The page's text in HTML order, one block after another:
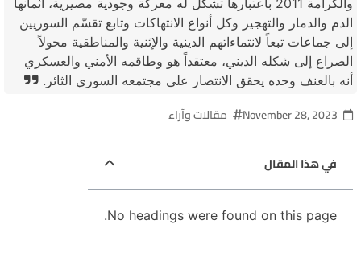
الدم والدمار والتهجير وكل أنواع الانتهاكات وتابع تقسّم السوريين
إلى جماعات تبعاً لانتماءاتهم الدينية والإثنية والمناطقية محولاً
الصراع إلى شكله الديني، معتقداً هو وطاقمه الأمني والعسكري
أنه بالعنف وحده يحقق الانتصار على مجتمعه السوري الثائر.
November 28, 2023 مقالات وآراء
في هذا المقال
No headings were found on this page.